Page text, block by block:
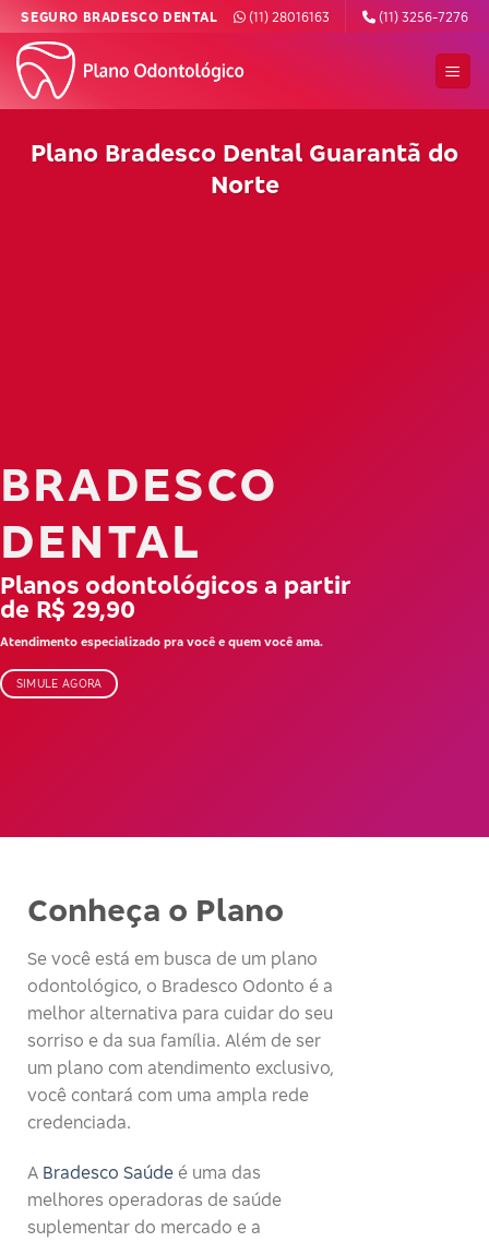
Skip
content
SEGURO BRADESCO DENTAL (11) 28016163 (11) 3256-7276
Plano Bradesco Dental Guarantã do
Norte
BRADESCO
DENTAL
Planos odontológicos a partir
de R$ 29,90
Atendimento especializado pra você e quem você ama.
SIMULE AGORA
Conheça o Plano
Se você está em busca de um plano
odontológico, o Bradesco Odonto é a
melhor alternativa para cuidar do seu
sorriso e da sua família. Além de ser
um plano com atendimento exclusivo,
você contará com uma ampla rede
credenciada.
A Bradesco Saúde é uma das
melhores operadoras de saúde
suplementar do mercado e a